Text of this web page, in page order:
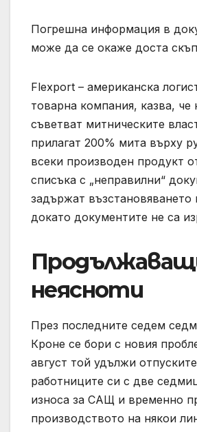
Погрешна информация в
може да се окаже доста
Flexport – американска
товарна компания, казва, че
съветват митническите
прилагат 200% мита върху
всеки производен продукт
списъка с „неправилни“
задържат възстановяването
докато документите не са
неясноти
През последните седем
Кроне се бори с новия
август той удължи
работниците си с две
износа за САЩ и временно
производството на някои